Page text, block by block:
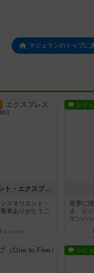
マジェランのトップに
トランスオリエント・エクスプレス
スオリエント・
車ありがとうご
by jurong
レビ
世界に
さ
マンハ
レビ